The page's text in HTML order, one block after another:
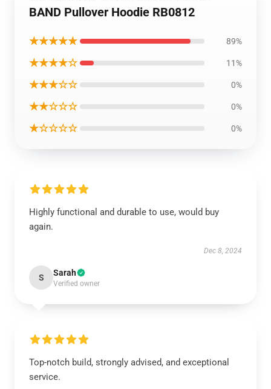
BAND Pullover Hoodie RB0812
★★★★★ 89%
★★★★☆ 11%
★★★☆☆ 0%
★★☆☆☆ 0%
★☆☆☆☆ 0%
Highly functional and durable to use, would buy
again.
Dec 8, 2024
S Sarah
Verified owner
Top-notch build, strongly advised, and exceptional
service.